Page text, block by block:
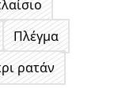
Πλέγμα
ρατάν